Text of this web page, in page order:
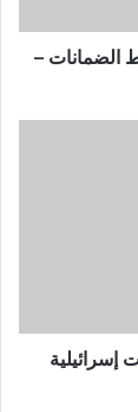
الضمانات –
إسرائيلية